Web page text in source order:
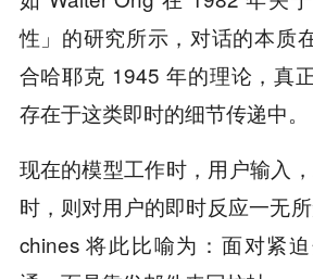
性」的研究所示，对话的本质
合哈耶克 1945 年的理论，真
存在于这类即时的细节传递中。
现在的模型工作时，用户输入
时，则对用户的即时反应一无
chines 将此比喻为：面对紧